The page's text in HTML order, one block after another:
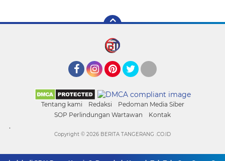
Tentang kami Redaksi
Pedoman Media Siber
SOP Perlindungan Wartawan
Kontak
.
Copyright © 2026 BERITA TANGERANG .CO.ID